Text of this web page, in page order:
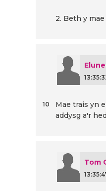
2. Beth y
Mae trais yn
addysg a'r
10
Tom